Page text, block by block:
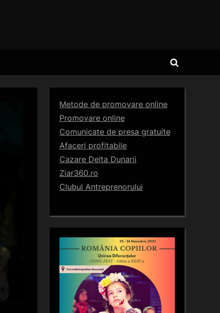
Toggle
Metode de promovare online
Promovare online
Comunicate de presa gratuite
Afaceri profitabile
Cazare Delta Dunarii
Ziar360.ro
Clubul Antreprenorului